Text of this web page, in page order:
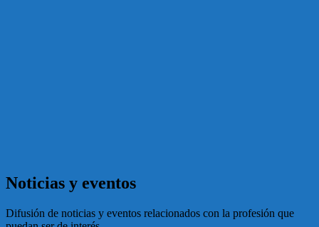
Noticias y eventos
Difusión de noticias y eventos relacionados con la profesión que